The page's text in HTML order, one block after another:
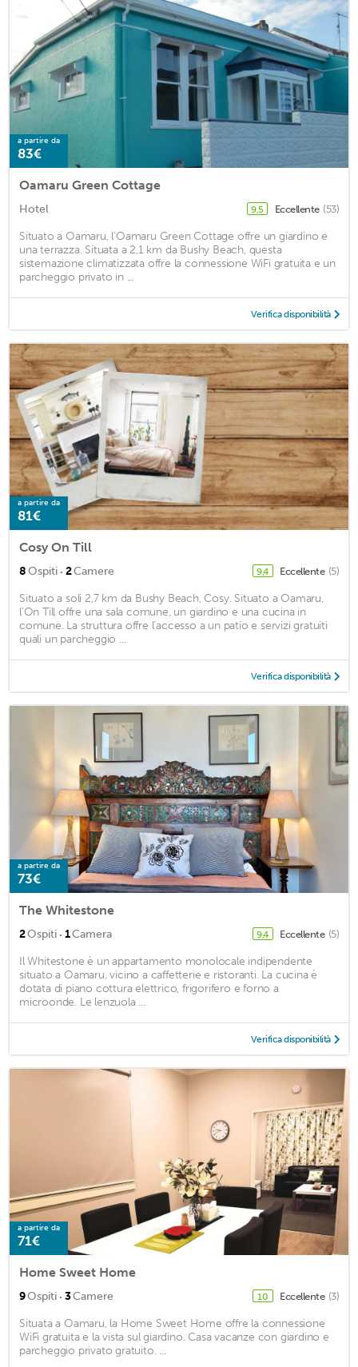
a partire da
83€
Oamaru Green Cottage
Hotel 9,5 Eccellente (53)
Situato a Oamaru, l'Oamaru Green Cottage offre un giardino e
una terrazza. Situata a 2,1 km da Bushy Beach, questa
sistemazione climatizzata offre la connessione WiFi gratuita e un
parcheggio privato in ...
Verifica disponibilità
a partire da
81€
Cosy On Till
8Ospiti · 2Camere 9,4 Eccellente (5)
Situato a soli 2,7 km da Bushy Beach, Cosy. Situato a Oamaru,
l'On Till offre una sala comune, un giardino e una cucina in
comune. La struttura offre l'accesso a un patio e servizi gratuiti
quali un parcheggio ...
Verifica disponibilità
a partire da
73€
The Whitestone
2Ospiti · 1Camera 9,4 Eccellente (5)
Il Whitestone è un appartamento monolocale indipendente
situato a Oamaru, vicino a caffetterie e ristoranti. La cucina è
dotata di piano cottura elettrico, frigorifero e forno a
microonde. Le lenzuola ...
Verifica disponibilità
a partire da
71€
Home Sweet Home
9Ospiti · 3Camere 10 Eccellente (3)
Situata a Oamaru, la Home Sweet Home offre la connessione
WiFi gratuita e la vista sul giardino. Casa vacanze con giardino e
parcheggio privato gratuito. ...